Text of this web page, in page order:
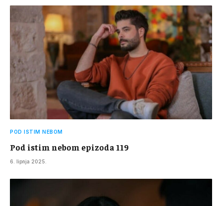
POD ISTIM NEBOM
Pod istim nebom epizoda 119
6. lipnja 2025.